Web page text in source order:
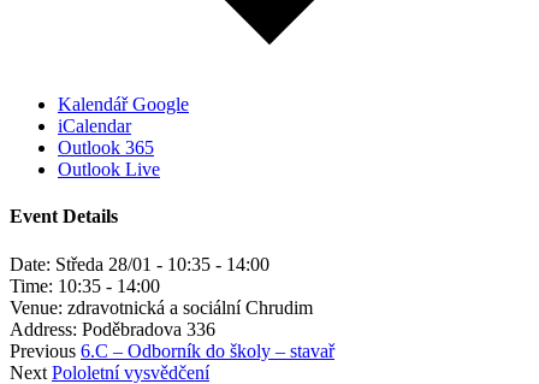
Kalendář Google
iCalendar
Outlook 365
Outlook Live
Event Details
Date: Středa 28/01 - 10:35 - 14:00
Time: 10:35 - 14:00
Venue: zdravotnická a sociální Chrudim
Address: Poděbradova 336
Previous 6.C – Odborník do školy – stavař
Next Pololetní vysvědčení